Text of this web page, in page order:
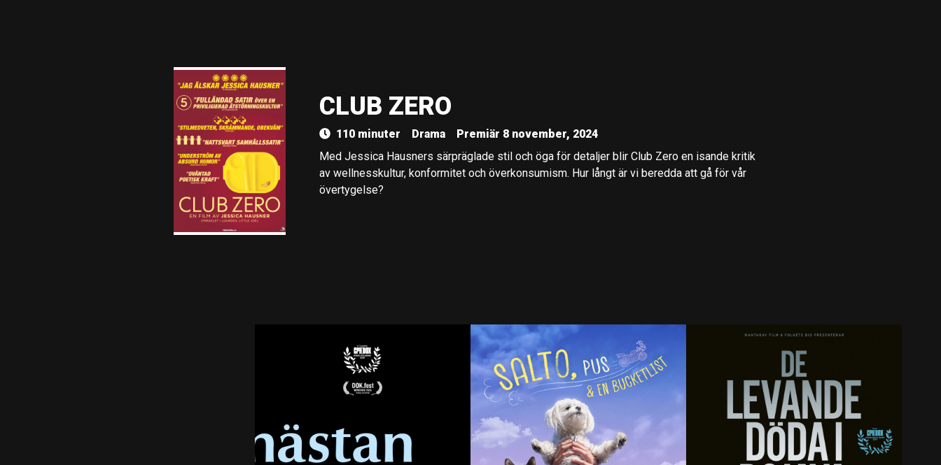
CLUB ZERO
110 minuter Drama
Premiär 8 november, 2024
Med Jessica Hausners särpräglade stil och öga för detaljer blir Club Zero en isande kritik
av wellnesskultur, konformitet och överkonsumism. Hur långt är vi beredda att gå för vår
övertygelse?